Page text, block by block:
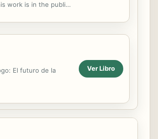
work is in the public
El futuro de la
Ver Libro